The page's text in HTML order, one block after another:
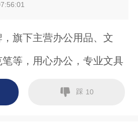
旗下主营办公用品、文
等，用心办公，专业文具
踩 10